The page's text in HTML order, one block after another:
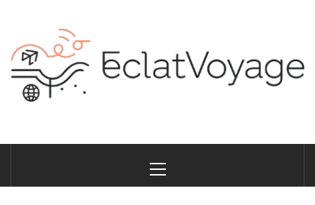
contenu
ECLATVOYAGE
Voyage avec style et sens
principal